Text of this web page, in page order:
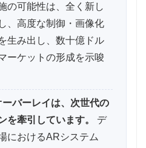
の可能性は、全く新し
、高度な制御・画像化
生み出し、数十億ドル
ーケットの形成を示唆
バーレイは、次世代の
を牽引しています。 デ
におけるARシステム